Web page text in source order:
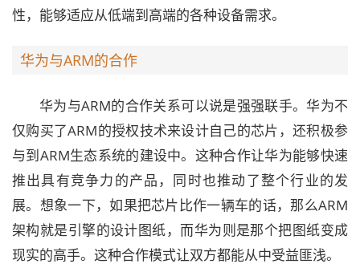
性，能够适应从低端到高端的各种设备需求。
华为与ARM的合作
华为与ARM的合作关系可以说是强强联手。华为不
仅购买了ARM的授权技术来设计自己的芯片，还积极参
与到ARM生态系统的建设中。这种合作让华为能够快速
推出具有竞争力的产品，同时也推动了整个行业的发
展。想象一下，如果把芯片比作一辆车的话，那么ARM
架构就是引擎的设计图纸，而华为则是那个把图纸变成
现实的高手。这种合作模式让双方都能从中受益匪浅。